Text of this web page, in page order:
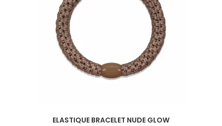
ELASTIQUE BRACELET NUDE GLOW